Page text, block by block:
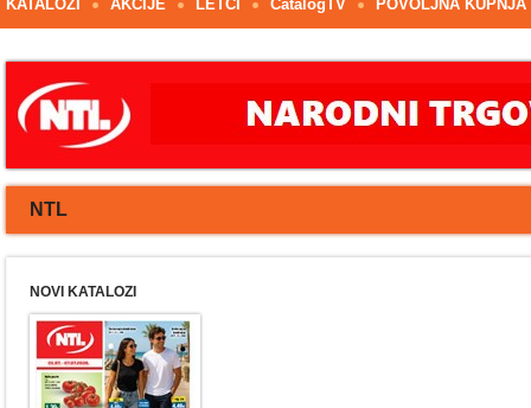
KATALOZI AKCIJE LETCI CatalogTV POVOLJNA KUPNJA
NTL
NOVI KATALOZI